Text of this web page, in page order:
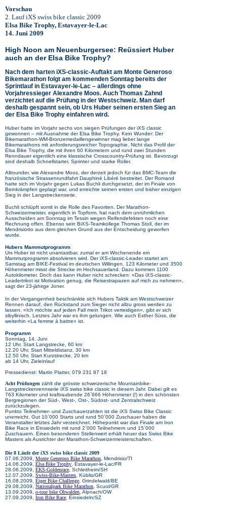
Vorschau
2. Lauf iXS swiss bike classic 2009
Elsa Bike Trophy, Estavayer-le-Lac
14. Juni 2009
High Noon am Neuenburgersee: Reüssiert Huber
auch an der Elsa Bike Trophy?
Nach dem harten iXS-classic-Auftakt am Monte Generoso
Bikemarathon folgt am kommenden Sonntag bereits der
Sprintlauf in Estavayer-le-Lac – allerdings ohne
Vorjahressieger Alexandre Moos. Auch Thomas Zahnd
verzichtet auf die Prüfung in der Westschweiz. Man darf
deshalb gespannt sein, ob Urs Huber seinen ersten Sieg an
der Elsa Bike Trophy einfahren wird.
Huber hatte im Vorjahr sechs von siegen Prüfungen der iXS classic
gewonnen – mit Ausnahme der Elsa Bike Trophy. Kein Wunder: Der
Bikemarathon-WM-Bronzemedaillengewinner mag lieber lange
Bikemarathons mit anforderungsreicher Topographie. Nicht das Profil der
Elsa Bike Trophy, die mit ihren 60 Kilometern und rund zwei Stunden
Renndauer eigentlich eine klassische Crosscountry-Prüfung ist. Bevorzugt
sind deshalb Schnellstarter, Sprinter und starke Roller.
Allrounder, wie Alexandre Moos, der derzeit jedoch für das BMC-Team die
französische Strassenrundfahrt Dauphiné Libéré bestreitet. Der Romand
hatte sich im Vorjahr gegen Lukas Buchli durchgesetzt, der im Finale von
Beinkrämpfen geplagt war, und erreichte seinen ersten und bisher einzigen
Sieg in der Langstreckenserie.
Buchli schlüpft somit in die Rolle des Favoriten. Der Marathon-
Schweizermeister, eigentlich in Topform, hat nach dem unrühmlichen
Ausscheiden am Sonntag im Tessin wegen Reifendefekten noch eine
Rechnung offen. Ebenso sein BiXS-Teamkollege Thomas Stoll, der im
Mendrisiotto aus dem gleichen Grund aus der Entscheidung geworfen
wurde.
Hubers Mammutprogramm
Urs Huber ist nicht unantastbar, zumal er am Wochenende ein
Mammutprogramm absolvieren wird. Der iXS-classic-Leader startet am
Samstag am BIKE-Festival im deutschen Willingen. 123 Kilometer und 3500
Höhenmeter misst die Strecke im Hochsauerland. Dazu kommen 1100
Autokilometer. Doch das kann Huber nicht schrecken: «Das iXS-classic-
Leadertrikot ist Motivation genug, die Reisestrapazen auf mich zu nehmen»,
sagt der 23-jähirge Joner.
In der Vergangenheit beschränkte sich Hubers Taktik am Westschweizer
Rennen darauf, den Rückstand zum Sieger nicht allzu gross werden zu
lassen. «Ich möchte auf jeden Fall mein Trikot verteidigen», gibt er sich
sibyllinisch. Letztes Jahr war es ihm gelungen. Wie auch Esther Süss, die
weiterhin «La femme à battre» ist.
Programm
Sonntag, 14. Juni
12 Uhr, Start Langstrecke, 60 km
12.20 Uhr, Start Mitteldistanz, 30 km
12.50 Uhr, Start Kurzstrecke, 20 km
ab 14 Uhr, Zieleinlauf
Pressedienst: Martin Platter, 079 231 87 18
Acht Prüfungen zählt die grösste schweizerische Mountainbike-
Langstreckenrennserie iXS swiss bike classic in diesem Jahr. Dabei gilt es
763 Kilometer und kraftraubende 26`666 Höhenmeter (!) in den schönsten
Bergregionen der Süd-, West-, Ost-, Südost- und Zentralschweiz
zurückzulegen.
Punkto Teilnehmer- und Zuschauerzahlen ist die iXS Swiss Bike Classic
unerreicht. Gut 10`000 Starts und rund 50`000 Zuschauer haben die
Veranstalter letztes Jahr verzeichnet. Höhepunkt war das Finale am Iron
Bike Race in Einsiedeln mit rund 2`000 Teilnehmern und 15`000
Zuschauern. Einen besonderen Stellenwert erhält heuer das Swiss Bike
Masters als Ausrichter der Marathon-Schweizermeisterschaften.
Die 8 Läufe der iXS swiss bike classic 2009
07.06.2009, Monte Generoso Bike Marathon , Mendrisio/TI
14.06.2009, Elsa Bike Trophy , Estavayer-le-Lac/FR
28.06.2009, EKS-Goldenrace , Schleitheim/SH
12.07.2009, Swiss-Bike-Masters , Küblis/GR
16.08.2009, Eiger Bike Challenge , Grindelwald/BE
29.08.2009, Nationalpark Bike Marathon , Scuol/GR
13.09.2009, o-tour bike Obwalden , Alpnach/OW
27.09.2009, Iron Bike Race , Einsiedeln/SZ